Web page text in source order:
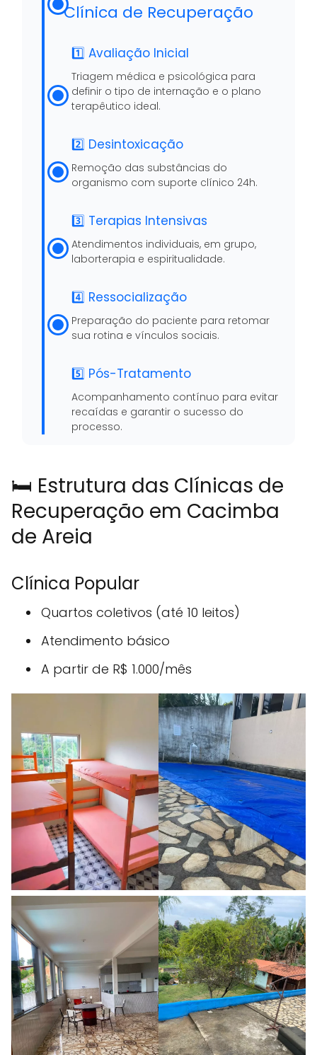
Clínica de Recuperação
1️⃣ Avaliação Inicial
Triagem médica e psicológica para
definir o tipo de internação e o plano
terapêutico ideal.
2️⃣ Desintoxicação
Remoção das substâncias do
organismo com suporte clínico 24h.
3️⃣ Terapias Intensivas
Atendimentos individuais, em grupo,
laborterapia e espiritualidade.
4️⃣ Ressocialização
Preparação do paciente para retomar
sua rotina e vínculos sociais.
5️⃣ Pós-Tratamento
Acompanhamento contínuo para evitar
recaídas e garantir o sucesso do
processo.
🛏️ Estrutura das Clínicas de
Recuperação em Cacimba
de Areia
Clínica Popular
Quartos coletivos (até 10 leitos)
Atendimento básico
A partir de R$ 1.000/mês